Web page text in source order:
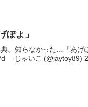
ぽよ」
。知らなかった…「あ
じゃいこ (@jaytoy89)